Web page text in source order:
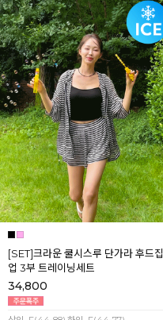
[SET]크라운 쿨시스루 단가라 후드집
업 3부 트레이닝세트
34,800